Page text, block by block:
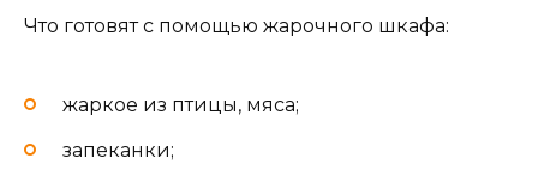
Что готовят с помощью жарочного шкафа:
жаркое из птицы, мяса;
запеканки;